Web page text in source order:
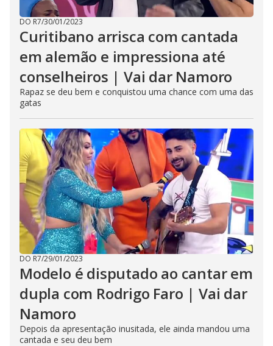
DO R7/30/01/2023
Curitibano arrisca com cantada
em alemão e impressiona até
conselheiros | Vai dar Namoro
Rapaz se deu bem e conquistou uma chance com uma das
gatas
DO R7/29/01/2023
Modelo é disputado ao cantar em
dupla com Rodrigo Faro | Vai dar
Namoro
Depois da apresentação inusitada, ele ainda mandou uma
cantada e seu deu bem